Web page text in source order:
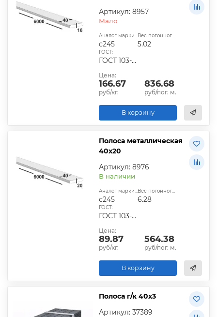
Артикул: 8957
Мало
Аналог марки стали:
с245
Вес погонного метра, кг:
5.02
ГОСТ:
ГОСТ 103-2006, ГОСТ 1577-93, ГОСТ 4405-75
Цена:
166.67
руб/кг.
836.68
руб/пог. м.
В корзину
Полоса металлическая
40х20
Артикул: 8976
В наличии
Аналог марки стали:
с245
Вес погонного метра, кг:
6.28
ГОСТ:
ГОСТ 103-2006, ГОСТ 1577-93, ГОСТ 4405-75
Цена:
89.87
руб/кг.
564.38
руб/пог. м.
В корзину
Полоса г/к 40х3
Артикул: 37389